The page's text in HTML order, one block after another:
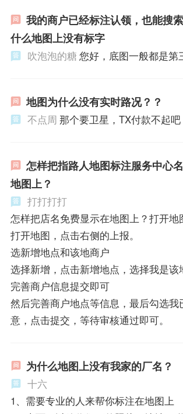
我的商户已经标注认领，也能搜
什么地图上没有标字
吹泡泡的糖 您好，底图一般都是第
地图为什么没有实时路况？？
不点周 那个要卫星，TX付款不起吧
怎样把指路人地图标注服务中心
地图上？
打打打打
怎样把店名免费显示在地图上？打开地
打开地图，点击右侧的上报。
选新增地点和该地商户
选择新增，点击新增地点，选择我是该
完善商户信息提交即可
然后完善商户地点等信息，最后勾选我
意，点击提交，等待审核通过即可。
为什么地图上没有我家的厂名？
十六
1、需要专业的人来帮你标注在地图上